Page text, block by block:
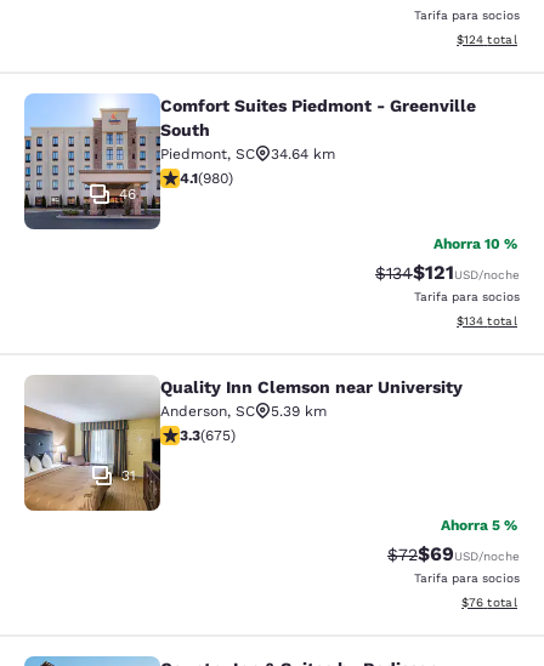
Tarifa para socios
Ver detalles
$124 total
Comfort Suites Piedmont -
46
Comfort Suites Piedmont - Greenville
South
Piedmont, SC
34.64 km
calificación de 4.07 estrellas. Muy bueno. 980 reseñas
4.1(980)
Ahorra 10 %
Precio tachado:
$134Precio con
$121USD/noche
Tarifa para socios
Ver detalles
$134 total
Quality Inn Clemson near University
31
Quality Inn Clemson near University
Anderson, SC
5.39 km
calificación de 3.34 estrellas. Bueno. 675 reseñas
3.3(675)
Ahorra 5 %
Precio tachado:
$72Precio con
$69USD/noche
Tarifa para socios
Ver detalles
$76 total